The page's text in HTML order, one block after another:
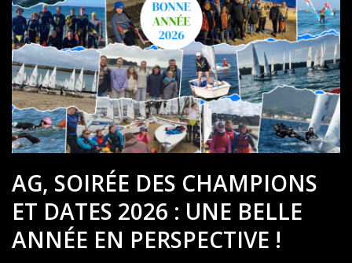
AG, SOIRÉE DES CHAMPIONS
ET DATES 2026 : UNE BELLE
ANNÉE EN PERSPECTIVE !